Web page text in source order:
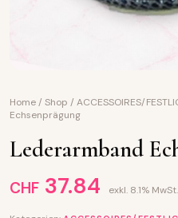
Home / Shop / ACCESSOIRES/
Echsenprägung
Lederarmband
CHF 37.84 exkl. 8.1% MwSt.